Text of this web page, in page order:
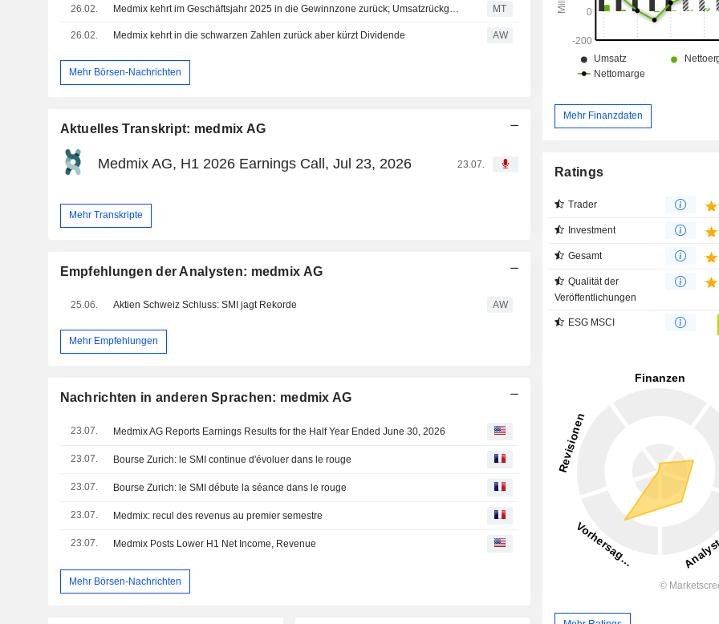
26.02. Medmix kehrt im Geschäftsjahr 2025 in die Gewinnzone zurück; Umsatzrückgang verzeichnet MT
26.02. Medmix kehrt in die schwarzen Zahlen zurück aber kürzt Dividende AW
Mehr Börsen-Nachrichten
Aktuelles Transkript: medmix AG
Medmix AG, H1 2026 Earnings Call, Jul 23, 2026 23.07.
Mehr Transkripte
Empfehlungen der Analysten: medmix AG
25.06. Aktien Schweiz Schluss: SMI jagt Rekorde AW
Mehr Empfehlungen
Nachrichten in anderen Sprachen: medmix AG
23.07. Medmix AG Reports Earnings Results for the Half Year Ended June 30, 2026
23.07. Bourse Zurich: le SMI continue d'évoluer dans le rouge
23.07. Bourse Zurich: le SMI débute la séance dans le rouge
23.07. Medmix: recul des revenus au premier semestre
23.07. Medmix Posts Lower H1 Net Income, Revenue
Mehr Börsen-Nachrichten
Mehr Finanzdaten
Ratings
Trader
Investment
Gesamt
Qualität der
Veröffentlichungen
ESG MSCI